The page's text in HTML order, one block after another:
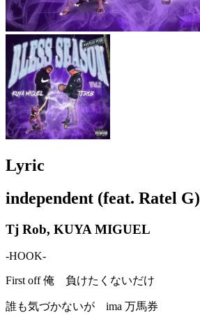
Lyric
independent (feat. Ratel G)
Tj Rob, KUYA MIGUEL
-HOOK-
First off 俺 負けたくないだけ
誰も気づかないが ima 万馬券